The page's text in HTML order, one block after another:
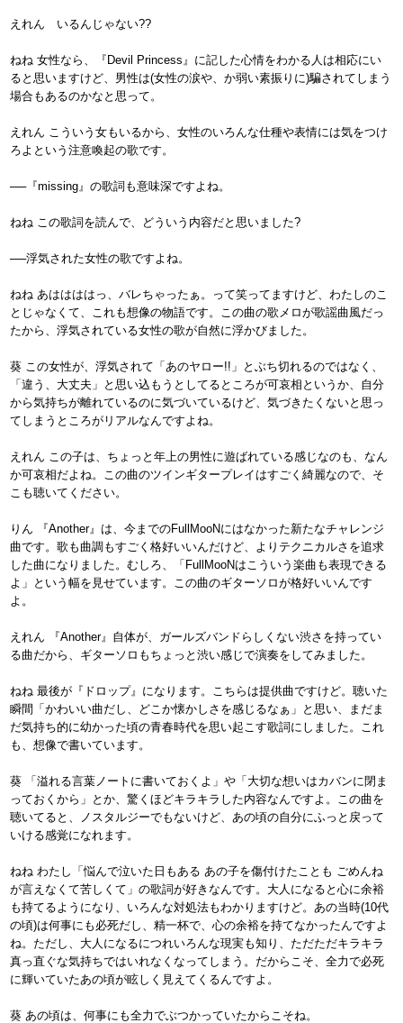
えれん いるんじゃない??
ねね 女性なら、『Devil Princess』に記した心情をわかる人は相応にい
ると思いますけど、男性は(女性の涙や、か弱い素振りに)騙されてしまう
場合もあるのかなと思って。
えれん こういう女もいるから、女性のいろんな仕種や表情には気をつけ
ろよという注意喚起の歌です。
──『missing』の歌詞も意味深ですよね。
ねね この歌詞を読んで、どういう内容だと思いました?
──浮気された女性の歌ですよね。
ねね あははははっ、バレちゃったぁ。って笑ってますけど、わたしのこ
とじゃなくて、これも想像の物語です。この曲の歌メロが歌謡曲風だっ
たから、浮気されている女性の歌が自然に浮かびました。
葵 この女性が、浮気されて「あのヤロー!!」とぶち切れるのではなく、
「違う、大丈夫」と思い込もうとしてるところが可哀相というか、自分
から気持ちが離れているのに気づいているけど、気づきたくないと思っ
てしまうところがリアルなんですよね。
えれん この子は、ちょっと年上の男性に遊ばれている感じなのも、なん
か可哀相だよね。この曲のツインギタープレイはすごく綺麗なので、そ
こも聴いてください。
りん 『Another』は、今までのFullMooNにはなかった新たなチャレンジ
曲です。歌も曲調もすごく格好いいんだけど、よりテクニカルさを追求
した曲になりました。むしろ、「FullMooNはこういう楽曲も表現できる
よ」という幅を見せています。この曲のギターソロが格好いいんです
よ。
えれん 『Another』自体が、ガールズバンドらしくない渋さを持ってい
る曲だから、ギターソロもちょっと渋い感じで演奏をしてみました。
ねね 最後が『ドロップ』になります。こちらは提供曲ですけど。聴いた
瞬間「かわいい曲だし、どこか懐かしさを感じるなぁ」と思い、まだま
だ気持ち的に幼かった頃の青春時代を思い起こす歌詞にしました。これ
も、想像で書いています。
葵 「溢れる言葉ノートに書いておくよ」や「大切な想いはカバンに閉ま
っておくから」とか、驚くほどキラキラした内容なんですよ。この曲を
聴いてると、ノスタルジーでもないけど、あの頃の自分にふっと戻って
いける感覚になれます。
ねね わたし「悩んで泣いた日もある あの子を傷付けたことも ごめんね
が言えなくて苦しくて」の歌詞が好きなんです。大人になると心に余裕
も持てるようになり、いろんな対処法もわかりますけど。あの当時(10代
の頃)は何事にも必死だし、精一杯で、心の余裕を持てなかったんですよ
ね。ただし、大人になるにつれいろんな現実も知り、ただただキラキラ
真っ直ぐな気持ちではいれなくなってしまう。だからこそ、全力で必死
に輝いていたあの頃が眩しく見えてくるんですよ。
葵 あの頃は、何事にも全力でぶつかっていたからこそね。